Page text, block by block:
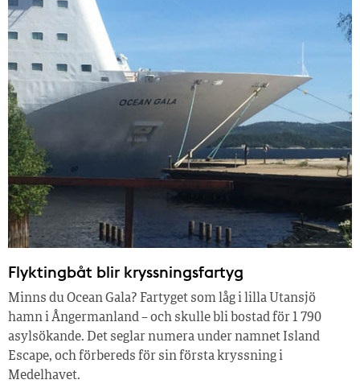
Flyktingbåt blir kryssningsfartyg
Minns du Ocean Gala? Fartyget som låg i lilla Utansjö
hamn i Ångermanland – och skulle bli bostad för 1 790
asylsökande. Det seglar numera under namnet Island
Escape, och förbereds för sin första kryssning i
Medelhavet.